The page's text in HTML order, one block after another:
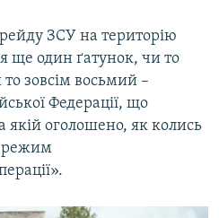
рейду ЗСУ на територію
ще один ґатунок, чи то
зовсім восьмий –
Федерації, що
оголошено, як колись
режим